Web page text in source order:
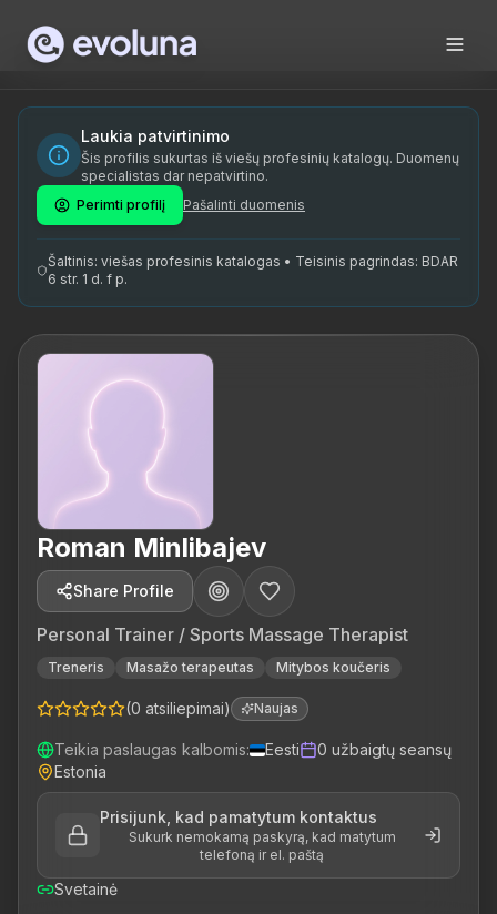
Roman Minlibajev is an experienced personal trainer and
Roman Minlibajev on spetsialiseerunud
personaaltreener, sportmassaaž, toitumisnõustamine,
Laukia patvirtinimo
Šis profilis sukurtas iš viešų profesinių katalogų. Duomenų
specialistas dar nepatvirtino.
Perimti profilį
Pašalinti duomenis
Šaltinis: viešas profesinis katalogas • Teisinis pagrindas: BDAR
6 str. 1 d. f p.
Roman Minlibajev
Share Profile
Personal Trainer / Sports Massage Therapist
Treneris Masažo terapeutas Mitybos koučeris
(0 atsiliepimai) Naujas
Teikia paslaugas kalbomis: Eesti 0 užbaigtų seansų
Estonia
Prisijunk, kad pamatytum kontaktus
Sukurk nemokamą paskyrą, kad matytum
telefoną ir el. paštą
Svetainė